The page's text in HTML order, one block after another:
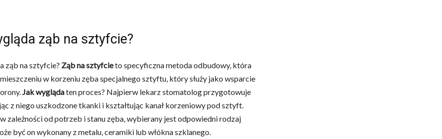
ząb na sztyfcie?
ząb na sztyfcie? Ząb na sztyfcieto specyficzna metoda odbudowy, która
w korzeniu zęba specjalnego sztyftu, który służy jako wsparcie
Jak wyglądaten proces? Najpierw lekarz stomatolog przygotowuje
z niego uszkodzone tkanki i kształtując kanał korzeniowy pod sztyft.
zależności od potrzeb i stanu zęba, wybierany jest odpowiedni rodzaj
być on wykonany z metalu, ceramiki lub włókna szklanego.